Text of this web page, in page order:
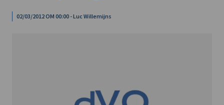
02/03/2012 OM 00:00 - Luc Willemijns